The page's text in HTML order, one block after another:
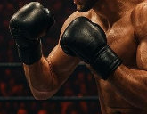
Маддалена –